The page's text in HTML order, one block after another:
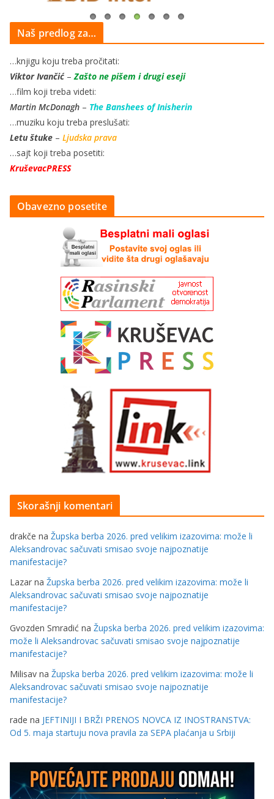
Naš predlog za…
…knjigu koju treba pročitati:
Viktor Ivančić–Zašto ne pišem i drugi eseji
…film koji treba videti:
Martin McDonagh – The Banshees of Inisherin
…muziku koju treba preslušati:
Letu štuke – Ljudska prava
…sajt koji treba posetiti:
KruševacPRESS
Obavezno posetite
Skorašnji komentari
drakče na Župska berba 2026. pred velikim izazovima: može li
Aleksandrovac sačuvati smisao svoje najpoznatije
manifestacije?
Lazar na Župska berba 2026. pred velikim izazovima: može li
Aleksandrovac sačuvati smisao svoje najpoznatije
manifestacije?
Gvozden Smradić na Župska berba 2026. pred velikim izazovima:
može li Aleksandrovac sačuvati smisao svoje najpoznatije
manifestacije?
Milisav na Župska berba 2026. pred velikim izazovima: može li
Aleksandrovac sačuvati smisao svoje najpoznatije
manifestacije?
rade na JEFTINIJI I BRŽI PRENOS NOVCA IZ INOSTRANSTVA:
Od 5. maja startuju nova pravila za SEPA plaćanja u Srbiji